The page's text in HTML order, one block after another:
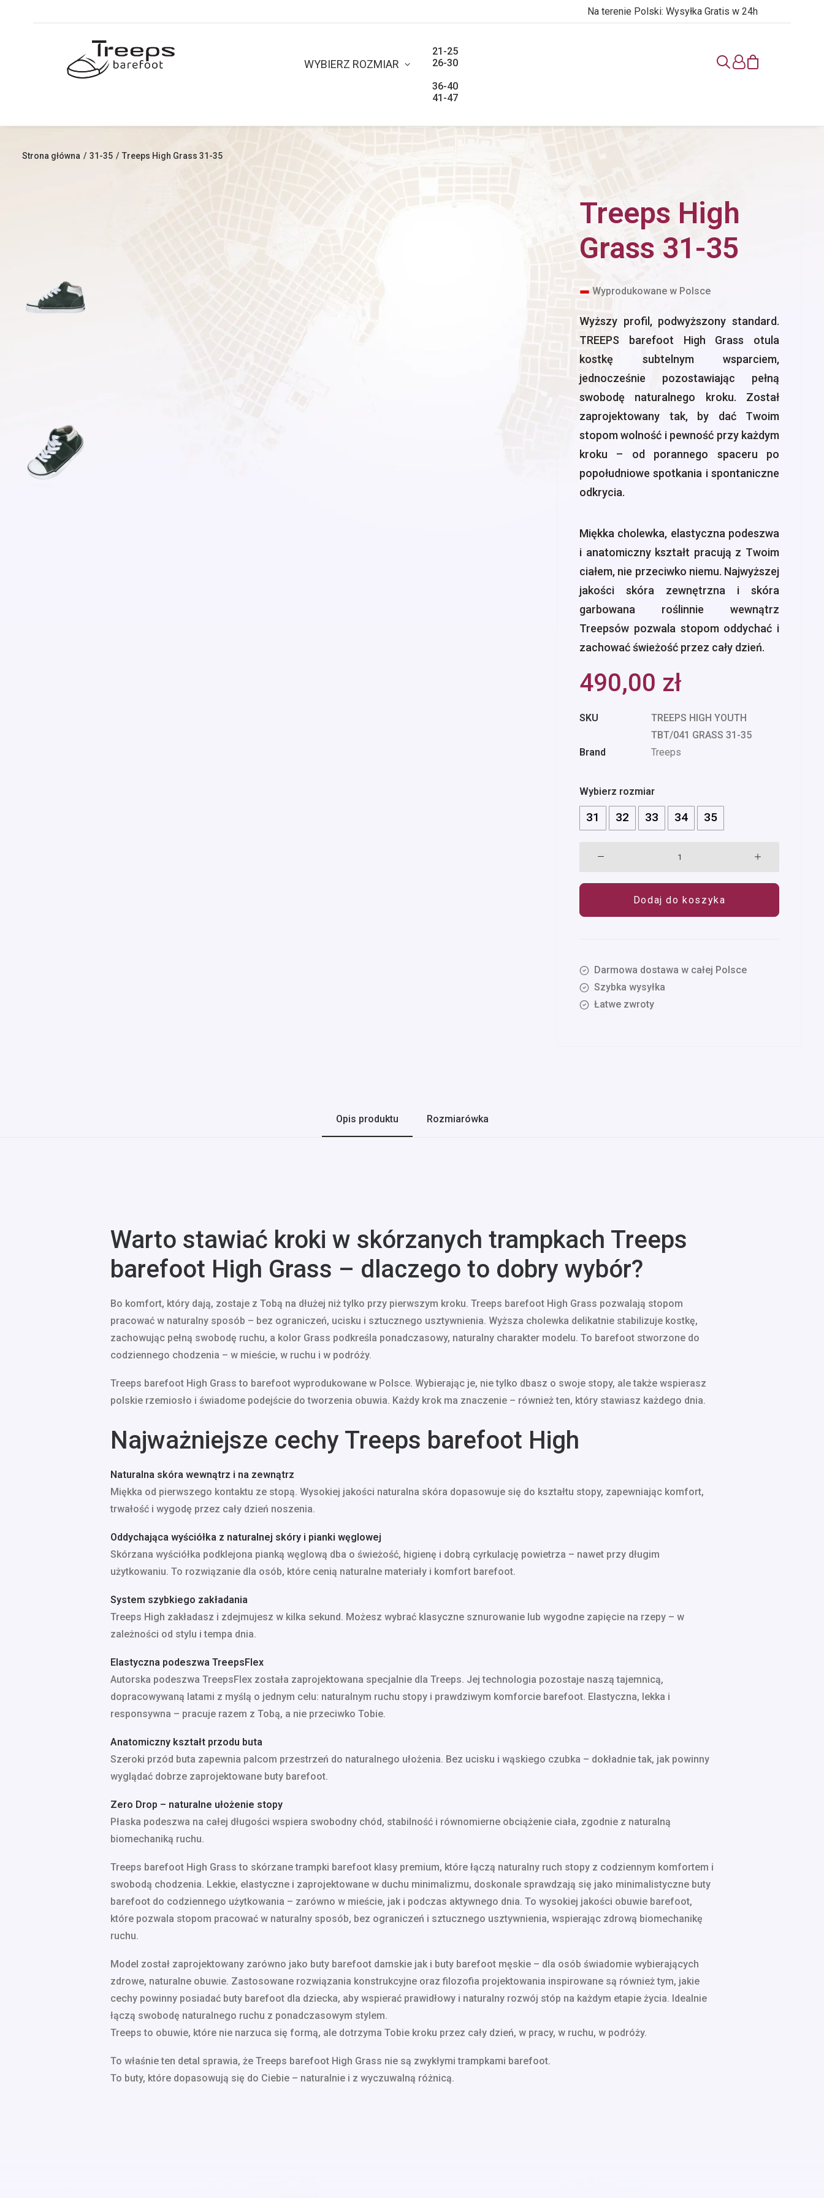
Na terenie Polski: Wysyłka Gratis w 24h
WYBIERZ ROZMIAR
21-25
26-30
36-40
41-47
Strona główna 31-35 Treeps High Grass 31-35
Treeps High
Grass 31-35
Wyprodukowane w Polsce
Wyższy profil, podwyższony standard.
TREEPS barefoot High Grass otula
kostkę subtelnym wsparciem,
jednocześnie pozostawiając pełną
swobodę naturalnego kroku. Został
zaprojektowany tak, by dać Twoim
stopom wolność i pewność przy każdym
kroku – od porannego spaceru po
popołudniowe spotkania i spontaniczne
odkrycia.
Miękka cholewka, elastyczna podeszwa
i anatomiczny kształt pracują z Twoim
ciałem, nie przeciwko niemu. Najwyższej
jakości skóra zewnętrzna i skóra
garbowana roślinnie wewnątrz
Treepsów pozwala stopom oddychać i
zachować świeżość przez cały dzień.
490,00 zł
SKU
TREEPS HIGH YOUTH
TBT/041 GRASS 31-35
Brand
Treeps
Wybierz rozmiar
31 32 33 34 35
High
31-
Dodaj do koszyka
Darmowa dostawa w całej Polsce
Szybka wysyłka
Łatwe zwroty
Opis produktu Rozmiarówka
Warto stawiać kroki w skórzanych trampkach Treeps
barefoot High Grass – dlaczego to dobry wybór?
Bo komfort, który dają, zostaje z Tobą na dłużej niż tylko przy pierwszym kroku. Treeps barefoot High Grass pozwalają stopom
pracować w naturalny sposób – bez ograniczeń, ucisku i sztucznego usztywnienia. Wyższa cholewka delikatnie stabilizuje kostkę,
zachowując pełną swobodę ruchu, a kolor Grass podkreśla ponadczasowy, naturalny charakter modelu. To barefoot stworzone do
codziennego chodzenia – w mieście, w ruchu i w podróży.
Treeps barefoot High Grass to barefoot wyprodukowane w Polsce. Wybierając je, nie tylko dbasz o swoje stopy, ale także wspierasz
polskie rzemiosło i świadome podejście do tworzenia obuwia. Każdy krok ma znaczenie – również ten, który stawiasz każdego dnia.
Najważniejsze cechy Treeps barefoot High
Naturalna skóra wewnątrz i na zewnątrz
Miękka od pierwszego kontaktu ze stopą. Wysokiej jakości naturalna skóra dopasowuje się do kształtu stopy, zapewniając komfort,
trwałość i wygodę przez cały dzień noszenia.
Oddychająca wyściółka z naturalnej skóry i pianki węglowej
Skórzana wyściółka podklejona pianką węglową dba o świeżość, higienę i dobrą cyrkulację powietrza – nawet przy długim
użytkowaniu. To rozwiązanie dla osób, które cenią naturalne materiały i komfort barefoot.
System szybkiego zakładania
Treeps High zakładasz i zdejmujesz w kilka sekund. Możesz wybrać klasyczne sznurowanie lub wygodne zapięcie na rzepy – w
zależności od stylu i tempa dnia.
Elastyczna podeszwa TreepsFlex
Autorska podeszwa TreepsFlex została zaprojektowana specjalnie dla Treeps. Jej technologia pozostaje naszą tajemnicą,
dopracowywaną latami z myślą o jednym celu: naturalnym ruchu stopy i prawdziwym komforcie barefoot. Elastyczna, lekka i
responsywna – pracuje razem z Tobą, a nie przeciwko Tobie.
Anatomiczny kształt przodu buta
Szeroki przód buta zapewnia palcom przestrzeń do naturalnego ułożenia. Bez ucisku i wąskiego czubka – dokładnie tak, jak powinny
wyglądać dobrze zaprojektowane buty barefoot.
Zero Drop – naturalne ułożenie stopy
Płaska podeszwa na całej długości wspiera swobodny chód, stabilność i równomierne obciążenie ciała, zgodnie z naturalną
biomechaniką ruchu.
Treeps barefoot High Grass to skórzane trampki barefoot klasy premium, które łączą naturalny ruch stopy z codziennym komfortem i
swobodą chodzenia. Lekkie, elastyczne i zaprojektowane w duchu minimalizmu, doskonale sprawdzają się jako minimalistyczne buty
barefoot do codziennego użytkowania – zarówno w mieście, jak i podczas aktywnego dnia. To wysokiej jakości obuwie barefoot,
które pozwala stopom pracować w naturalny sposób, bez ograniczeń i sztucznego usztywnienia, wspierając zdrową biomechanikę
ruchu.
Model został zaprojektowany zarówno jako buty barefoot damskie jak i buty barefoot męskie – dla osób świadomie wybierających
zdrowe, naturalne obuwie. Zastosowane rozwiązania konstrukcyjne oraz filozofia projektowania inspirowane są również tym, jakie
cechy powinny posiadać buty barefoot dla dziecka, aby wspierać prawidłowy i naturalny rozwój stóp na każdym etapie życia. Idealnie
łączą swobodę naturalnego ruchu z ponadczasowym stylem.
Treeps to obuwie, które nie narzuca się formą, ale dotrzyma Tobie kroku przez cały dzień, w pracy, w ruchu, w podróży.
To właśnie ten detal sprawia, że Treeps barefoot High Grass nie są zwykłymi trampkami barefoot.
To buty, które dopasowują się do Ciebie – naturalnie i z wyczuwalną różnicą.